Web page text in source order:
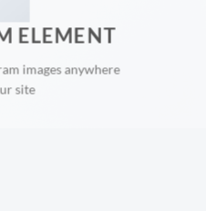
ELEMENT
images anywhere
site